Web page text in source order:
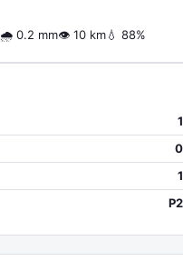
🌧 0.2 mm👁 10 km💧 88%
1
0
1
P2